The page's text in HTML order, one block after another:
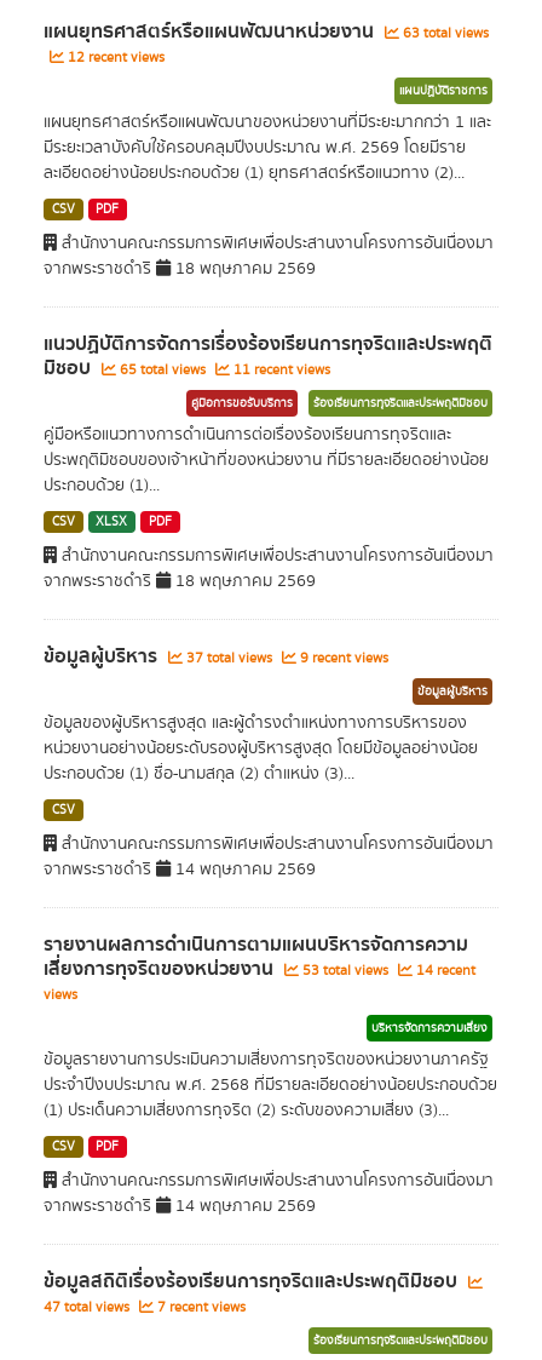
แผนยุทธศาสตร์หรือแผนพัฒนาหน่วยงาน
63 total views
12 recent views
แผนปฏิบัติราชการ
แผนยุทธศาสตร์หรือแผนพัฒนาของหน่วยงานที่มีระยะมากกว่า 1 และ
มีระยะเวลาบังคับใช้ครอบคลุมปีงบประมาณ พ.ศ. 2569 โดยมีราย
ละเอียดอย่างน้อยประกอบด้วย (1) ยุทธศาสตร์หรือแนวทาง (2)...
CSV PDF
สำนักงานคณะกรรมการพิเศษเพื่อประสานงานโครงการอันเนื่องมา
จากพระราชดำริ
18 พฤษภาคม 2569
แนวปฏิบัติการจัดการเรื่องร้องเรียนการทุจริตและประพฤติ
มิชอบ 65 total views 11 recent views
คู่มือการขอรับบริการ ร้องเรียนการทุจริตและประพฤติมิชอบ
คู่มือหรือแนวทางการดำเนินการต่อเรื่องร้องเรียนการทุจริตและ
ประพฤติมิชอบของเจ้าหน้าที่ของหน่วยงาน ที่มีรายละเอียดอย่างน้อย
ประกอบด้วย (1)...
CSV XLSX PDF
สำนักงานคณะกรรมการพิเศษเพื่อประสานงานโครงการอันเนื่องมา
จากพระราชดำริ
18 พฤษภาคม 2569
ข้อมูลผู้บริหาร 37 total views 9 recent views
ข้อมูลผู้บริหาร
ข้อมูลของผู้บริหารสูงสุด และผู้ดำรงตำแหน่งทางการบริหารของ
หน่วยงานอย่างน้อยระดับรองผู้บริหารสูงสุด โดยมีข้อมูลอย่างน้อย
ประกอบด้วย (1) ชื่อ-นามสกุล (2) ตำแหน่ง (3)...
CSV
สำนักงานคณะกรรมการพิเศษเพื่อประสานงานโครงการอันเนื่องมา
จากพระราชดำริ
14 พฤษภาคม 2569
รายงานผลการดำเนินการตามแผนบริหารจัดการความ
เสี่ยงการทุจริตของหน่วยงาน 53 total views
14 recent
views
บริหารจัดการความเสี่ยง
ข้อมูลรายงานการประเมินความเสี่ยงการทุจริตของหน่วยงานภาครัฐ
ประจำปีงบประมาณ พ.ศ. 2568 ที่มีรายละเอียดอย่างน้อยประกอบด้วย
(1) ประเด็นความเสี่ยงการทุจริต (2) ระดับของความเสี่ยง (3)...
CSV PDF
สำนักงานคณะกรรมการพิเศษเพื่อประสานงานโครงการอันเนื่องมา
จากพระราชดำริ
14 พฤษภาคม 2569
ข้อมูลสถิติเรื่องร้องเรียนการทุจริตและประพฤติมิชอบ
47 total views 7 recent views
ร้องเรียนการทุจริตและประพฤติมิชอบ